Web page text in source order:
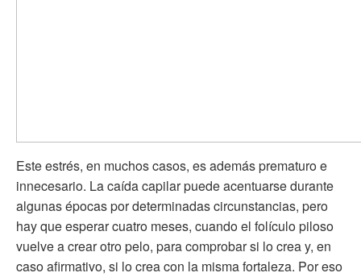
Este estrés, en muchos casos, es además prematuro e
innecesario. La caída capilar puede acentuarse durante
algunas épocas por determinadas circunstancias, pero
hay que esperar cuatro meses, cuando el folículo piloso
vuelve a crear otro pelo, para comprobar si lo crea y, en
caso afirmativo, si lo crea con la misma fortaleza. Por eso